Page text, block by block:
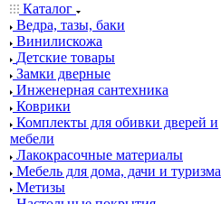
Каталог
Ведра, тазы, баки
Винилискожа
Детские товары
Замки дверные
Инженерная сантехника
Коврики
Комплекты для обивки дверей и
мебели
Лакокрасочные материалы
Мебель для дома, дачи и туризма
Метизы